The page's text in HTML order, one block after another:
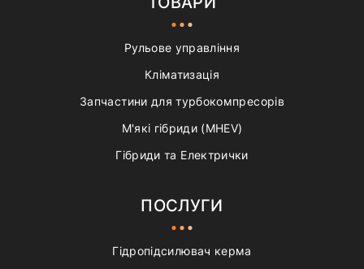
Рульове управління
Кліматизація
Запчастини для турбокомпресорів
М'які гібриди (MHEV)
Гібриди та Електрички
ПОСЛУГИ
Гідропідсилювач керма